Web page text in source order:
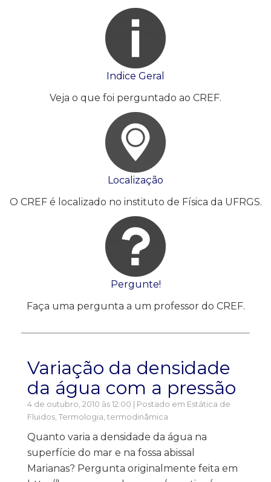
Indice Geral
Veja o que foi perguntado ao CREF.
Localização
O CREF é localizado no instituto de Física da UFRGS.
Pergunte!
Faça uma pergunta a um professor do CREF.
Variação da densidade
da água com a pressão
4 de outubro, 2010 às 12:00 | Postado em Estática de
Fluidos Termologia, termodinâmica
Quanto varia a densidade da água na
superfície do mar e na fossa abissal
Marianas? Pergunta originalmente feita em